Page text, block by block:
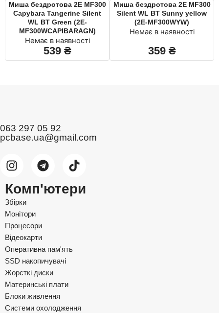
Миша бездротова 2E MF300
Capybara Tangerine Silent
WL BT Green (2E-
MF300WCAPIBARAGN)
Немає в наявності
539 ₴
Миша бездротова 2E MF300
Silent WL BT Sunny yellow
(2E-MF300WYW)
Немає в наявності
359 ₴
063 297 05 92
pcbase.ua@gmail.com
Комп'ютери
Збірки
Монітори
Процесори
Відеокарти
Оперативна пам'ять
SSD накопичувачі
Жорсткі диски
Материнські плати
Блоки живлення
Системи охолодження